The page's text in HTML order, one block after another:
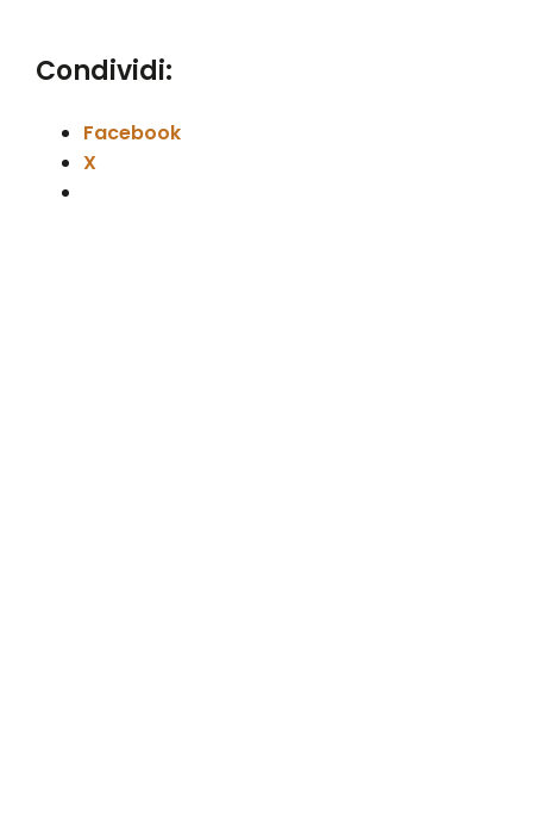
Condividi:
Facebook
X